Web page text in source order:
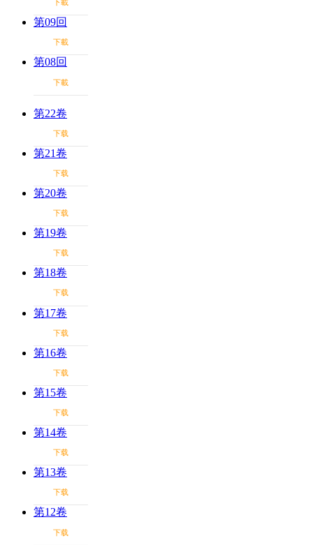
下載
第09回
下載
第08回
下載
第22卷
下载
第21卷
下载
第20卷
下载
第19卷
下载
第18卷
下载
第17卷
下载
第16卷
下载
第15卷
下载
第14卷
下载
第13卷
下载
第12卷
下载